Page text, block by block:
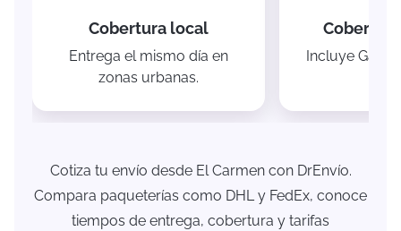
Cobertura local
Entrega el mismo día en
zonas urbanas.
Incluye
Cotiza tu envío desde El Carmen con DrEnvío.
Compara paqueterías como DHL y FedEx, conoce
tiempos de entrega, cobertura y tarifas